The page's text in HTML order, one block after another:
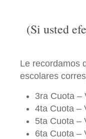
(Si usted
Le recordamos
escolares
3ra Cuota –
4ta Cuota –
5ta Cuota –
6ta Cuota –